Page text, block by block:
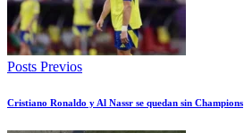
Posts Previos
Cristiano Ronaldo y Al Nassr se quedan sin Champions